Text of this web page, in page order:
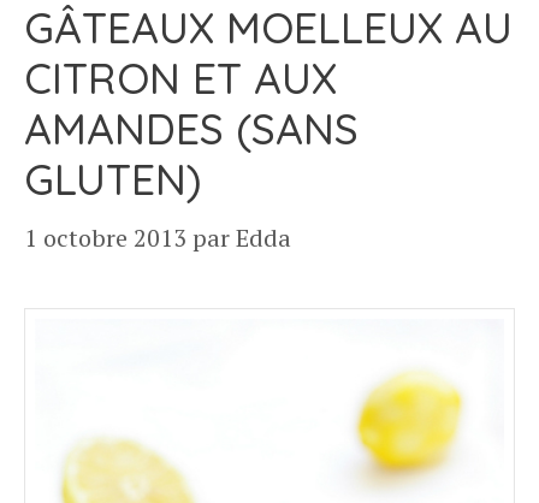
GÂTEAUX MOELLEUX AU
CITRON ET AUX
AMANDES (SANS
GLUTEN)
1 octobre 2013 parEdda